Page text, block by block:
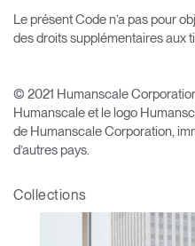
Le présent Code n’a pas pour
des droits supplémentaires aux
© 2021 Humanscale
Humanscale et le logo
de Humanscale Corporation,
d’autres pays.
Collections